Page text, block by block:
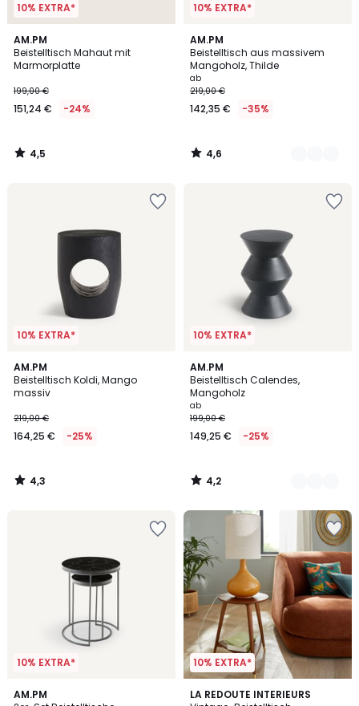
10% EXTRA*
AM.PM
Beistelltisch Mahaut mit
Marmorplatte
199,00 €
151,24 € -24%
4,5
/ 5
4,5
/
10% EXTRA*
AM.PM
Beistelltisch aus massivem
Mangoholz, Thilde
ab
219,00 €
142,35 € -35%
4,6
/ 5
3
Farben
4,6
/
10% EXTRA*
AM.PM
Beistelltisch Koldi, Mango
massiv
219,00 €
164,25 € -25%
4,3
/ 5
4,3
/
10% EXTRA*
AM.PM
Beistelltisch Calendes,
Mangoholz
ab
199,00 €
149,25 € -25%
4,2
/ 5
4
Farben
4,2
/
10% EXTRA*
AM.PM
4,3
10% EXTRA*
LA REDOUTE INTERIEURS
4,6